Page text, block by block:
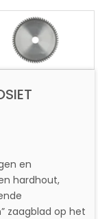
en
hardhout,
zaagblad op het